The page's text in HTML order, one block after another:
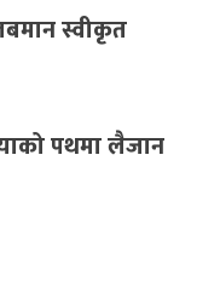
स्वीकृत
पथमा लैजान